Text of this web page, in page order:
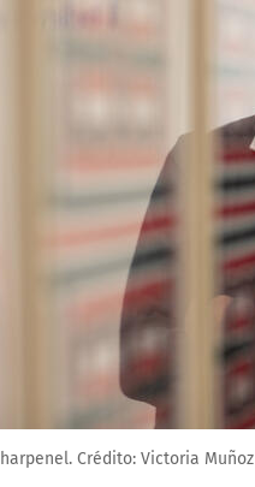
Crédito: Victoria Muñoz